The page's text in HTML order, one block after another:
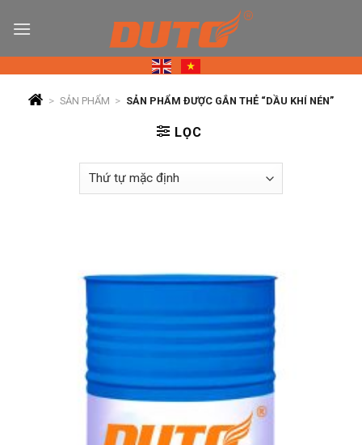
> SẢN PHẨM > SẢN PHẨM ĐƯỢC GẮN THẺ “DẦU KHÍ NÉN”
LỌC